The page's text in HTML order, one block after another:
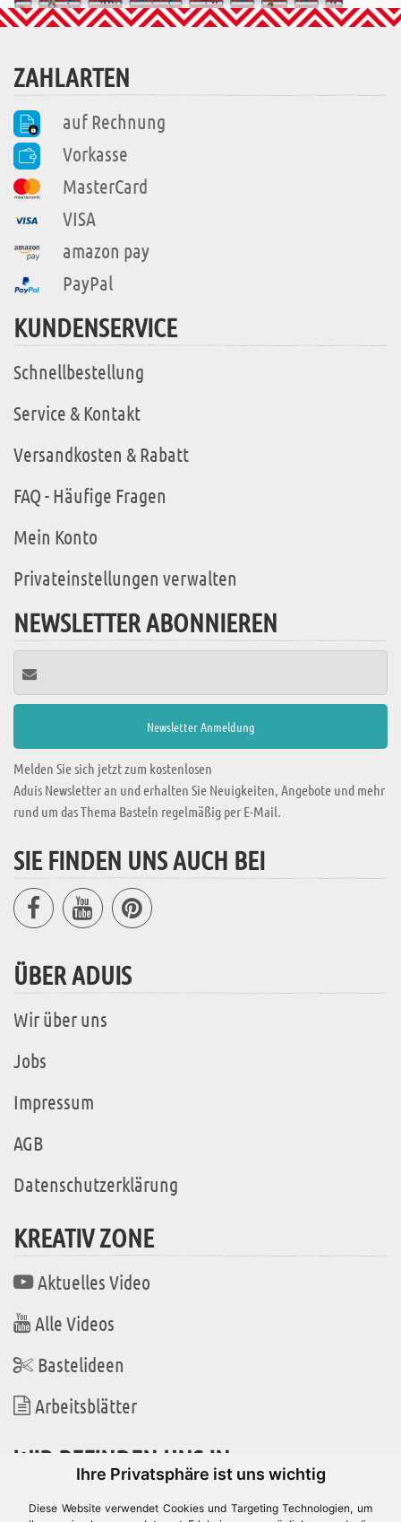
Ihre Privatsphäre ist uns wichtig
Diese Website verwendet Cookies und Targeting Technologien, um
ZAHLARTEN
auf Rechnung
Vorkasse
MasterCard
VISA
amazon pay
PayPal
KUNDENSERVICE
Schnellbestellung
Service & Kontakt
Versandkosten & Rabatt
FAQ - Häufige Fragen
Mein Konto
Privateinstellungen verwalten
NEWSLETTER ABONNIEREN
Melden Sie sich jetzt zum kostenlosen
Aduis Newsletter an und erhalten Sie Neuigkeiten, Angebote und mehr
rund um das Thema Basteln regelmäßig per E-Mail.
SIE FINDEN UNS AUCH BEI
ÜBER ADUIS
Wir über uns
Jobs
Impressum
AGB
Datenschutzerklärung
KREATIV ZONE
Aktuelles Video
Alle Videos
Bastelideen
Arbeitsblätter
WIR BEFINDEN UNS IN